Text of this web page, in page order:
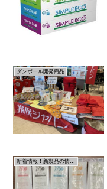
ダンボール開発商品
新着情報！新製品の情報です！